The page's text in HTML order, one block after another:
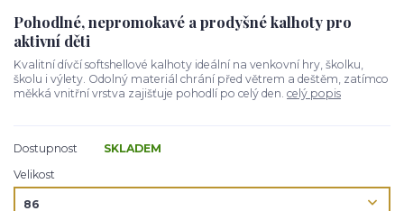
Pohodlné, nepromokavé a prodyšné kalhoty pro
aktivní děti
Kvalitní dívčí softshellové kalhoty ideální na venkovní hry, školku,
školu i výlety. Odolný materiál chrání před větrem a deštěm, zatímco
měkká vnitřní vrstva zajišťuje pohodlí po celý den. celý popis
Dostupnost
SKLADEM
Velikost